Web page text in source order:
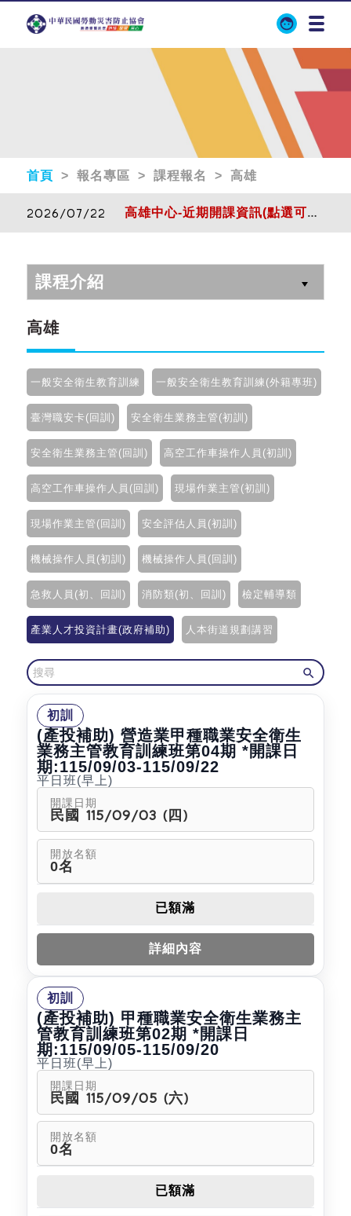
首頁 > 報名專區 > 課程報名 > 高雄
2026/07/22 高雄中心-近期開課資訊(點選可下載)
課程介紹
高雄
一般安全衛生教育訓練 一般安全衛生教育訓練(外籍專班)
臺灣職安卡(回訓) 安全衛生業務主管(初訓)
安全衛生業務主管(回訓) 高空工作車操作人員(初訓)
高空工作車操作人員(回訓) 現場作業主管(初訓)
現場作業主管(回訓) 安全評估人員(初訓)
機械操作人員(初訓) 機械操作人員(回訓)
急救人員(初、回訓) 消防類(初、回訓) 檢定輔導類
產業人才投資計畫(政府補助) 人本街道規劃講習

初訓
(產投補助) 營造業甲種職業安全衛生
業務主管教育訓練班第04期 *開課日
期:115/09/03-115/09/22
平日班(早上)
開課日期
民國 115/09/03 (四)
開放名額
0名
已額滿
詳細內容
初訓
(產投補助) 甲種職業安全衛生業務主
管教育訓練班第02期 *開課日
期:115/09/05-115/09/20
平日班(早上)
開課日期
民國 115/09/05 (六)
開放名額
0名
已額滿